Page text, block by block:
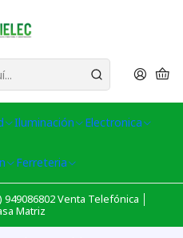
Iluminación Electronica
Ferreteria
Venta Telefónica │
Matriz